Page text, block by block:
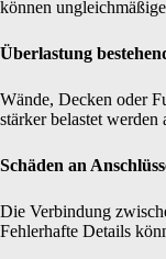
können
Überlastung
Wände, Decken oder
stärker belastet werden
Schäden an
Die Verbindung
Fehlerhafte Details